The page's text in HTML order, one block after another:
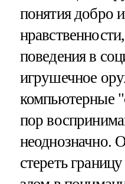
понятия добро
поведения в
игрушечное
компьютерные
пор
неоднозначно.
стереть